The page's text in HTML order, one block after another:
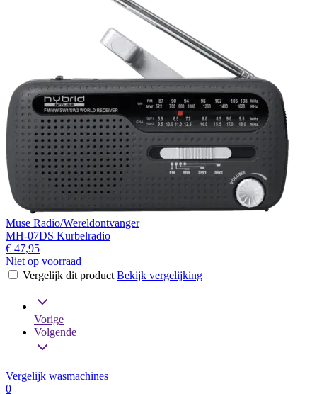
Muse Radio/Wereldontvanger
MH-07DS Kurbelradio
€ 47,95
Niet op voorraad
Vergelijk dit product Bekijk vergelijking
Vorige
Volgende
Vergelijk wasmachines
0